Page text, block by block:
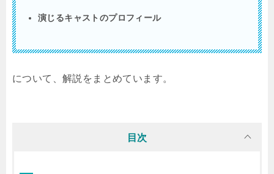
演じるキャストのプロフィール
について、解説をまとめています。
目次